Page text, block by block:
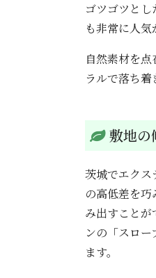
ゴツゴツと
も非常に人気
自然素材を
ラルで落ち着
敷地の
茨城でエクス
の高低差を
み出すこと
ンの「スロ
ます。